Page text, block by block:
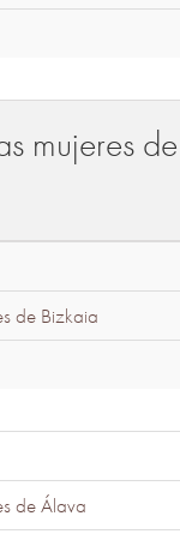
mujeres
de Bizkaia
de Álava